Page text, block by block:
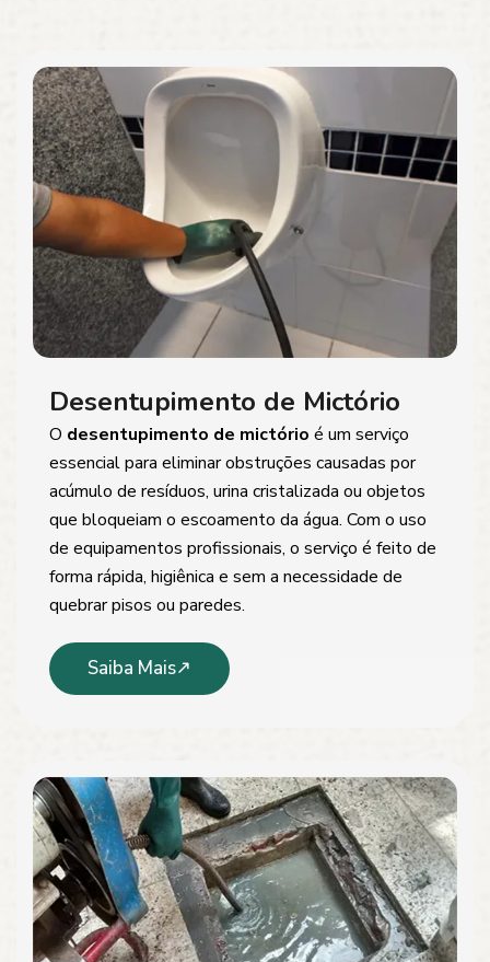
Desentupimento de Mictório
O desentupimento de mictório é um serviço
essencial para eliminar obstruções causadas por
acúmulo de resíduos, urina cristalizada ou objetos
que bloqueiam o escoamento da água. Com o uso
de equipamentos profissionais, o serviço é feito de
forma rápida, higiênica e sem a necessidade de
quebrar pisos ou paredes.
Saiba Mais